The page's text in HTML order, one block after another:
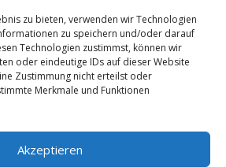
zu bieten, verwenden wir Technologien
zu speichern und/oder darauf
Technologien zustimmst, können wir
oder eindeutige IDs auf dieser Website
Zustimmung nicht erteilst oder
Merkmale und Funktionen
Akzeptieren
Temnitztal
bei Stendal (17.75 km)
Neuermark-Lübars (17.85 km)
Meseberg Altmark (18.32 km)
Pritzwalk (18.48 km)
Friesack